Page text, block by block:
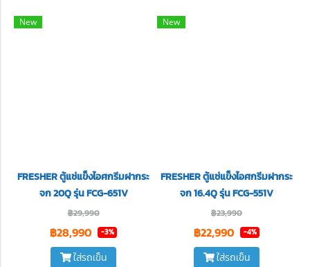
New
FRESHER ตู้แช่แข็งไอศกรีมฝากระ
จก 20Q รุ่น FCG-651V
฿29,990
฿28,990 -3%
ใส่รถเข็น
New
FRESHER ตู้แช่แข็งไอศกรีมฝากระ
จก 16.4Q รุ่น FCG-551V
฿23,990
฿22,990 -4%
ใส่รถเข็น